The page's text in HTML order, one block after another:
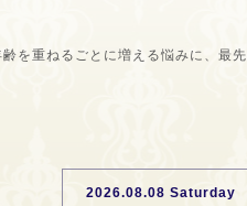
を重ねるごとに増える悩みに、最先
2026.08.08 Saturday